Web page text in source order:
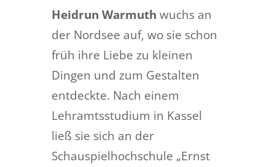
Heidrun Warmuth wuchs an
der Nordsee auf, wo sie schon
früh ihre Liebe zu kleinen
Dingen und zum Gestalten
entdeckte. Nach einem
Lehramtsstudium in Kassel
ließ sie sich an der
Schauspielhochschule „Ernst